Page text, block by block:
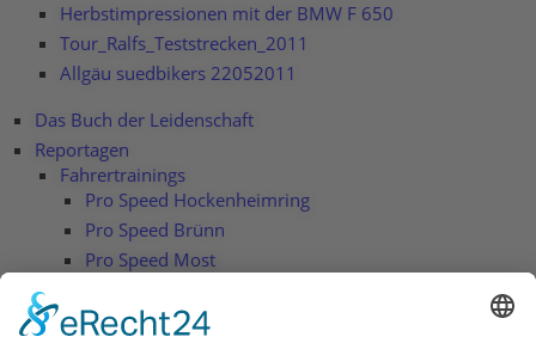
Herbstimpressionen mit der BMW F 650
Tour_Ralfs_Teststrecken_2011
Allgäu suedbikers 22052011
Das Buch der Leidenschaft
Reportagen
Fahrertrainings
Pro Speed Hockenheimring
Pro Speed Brünn
Pro Speed Most
Fahrwerkstuning Wilbers